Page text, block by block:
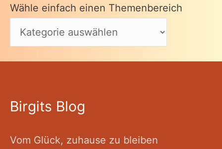
Wähle einfach einen Themenbereich
Birgits Blog
Vom Glück, zuhause zu bleiben